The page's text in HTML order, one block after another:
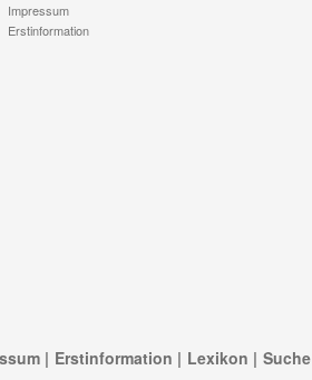
Impressum
Erstinformation
Erstinformation Lexikon Suche